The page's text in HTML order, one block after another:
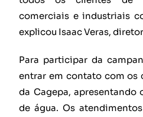
comerciais e industriais
explicou Isaac Veras,
Para participar da
entrar em contato com os
da Cagepa, apresentando
de água. Os